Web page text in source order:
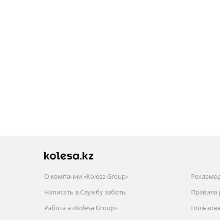
О компании «Kolesa Group»
Написать в Службу заботы
Работа в «Kolesa Group»
Правила